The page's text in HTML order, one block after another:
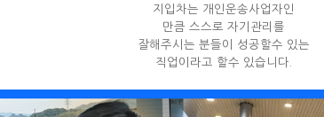
지입차는 개인운송사업자인
만큼 스스로 자기관리를
잘해주시는 분들이 성공할수 있는
직업이라고 할수 있습니다.